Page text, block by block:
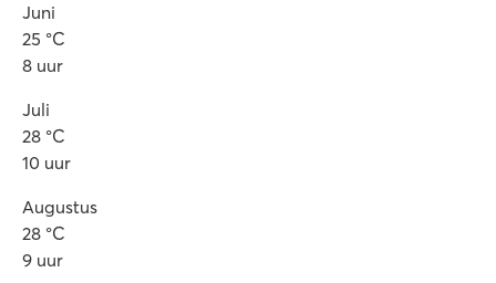
Juni
25 °C
8 uur
Juli
28 °C
10 uur
Augustus
28 °C
9 uur